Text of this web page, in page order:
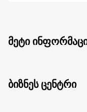
მეტი
ბიზნეს ცენტრი